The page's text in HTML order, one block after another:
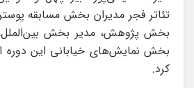
تئاتر فجر مدیران بخش مسابقه
بخش پژوهش، مدیر بخش
بخش نمایش‌های خیابانی این دوره
کرد.